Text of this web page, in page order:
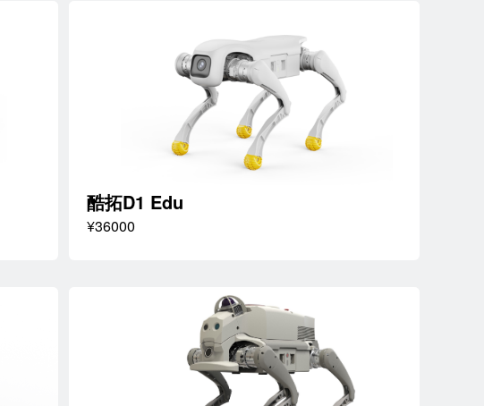
酷拓D1 Edu
¥36000